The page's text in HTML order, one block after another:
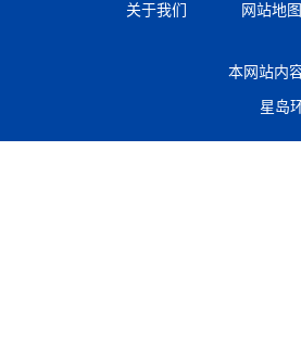
关于我们 网站地图
本网站内
星岛